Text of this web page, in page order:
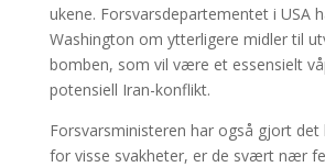
ukene. Forsvarsdepartementet i USA
Washington om ytterligere midler til
bomben, som vil være et essensielt
potensiell Iran-konflikt.
Forsvarsministeren har også gjort
for visse svakheter, er de svært nær